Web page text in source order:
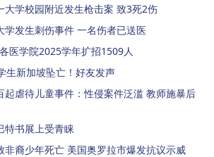
大学校园附近发生枪击案 致3死2伤
学发生刺伤事件 一名伤者已送医
医学院2025学年扩招1509人
生新加坡坠亡！好友发声
起虐待儿童事件：性侵案件泛滥 教师施暴后
特书展上受青睐
非裔少年死亡 美国奥罗拉市爆发抗议示威